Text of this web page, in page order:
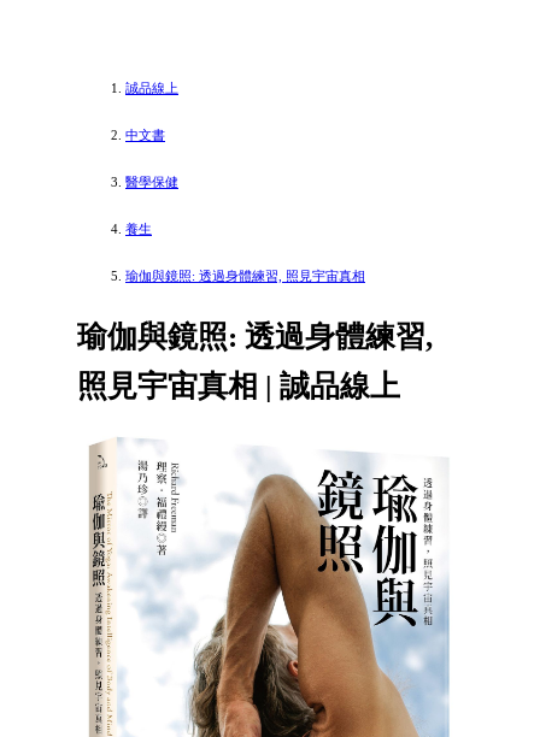
誠品線上
中文書
醫學保健
養生
瑜伽與鏡照: 透過身體練習, 照見宇宙真相
瑜伽與鏡照: 透過身體練習,
照見宇宙真相 | 誠品線上